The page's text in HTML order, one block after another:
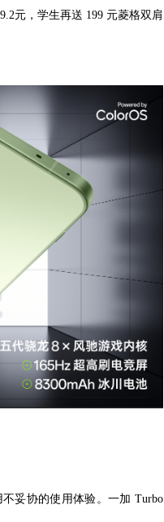
元，学生再送 199 元菱格双肩
妥协的使用体验。一加 Turbo